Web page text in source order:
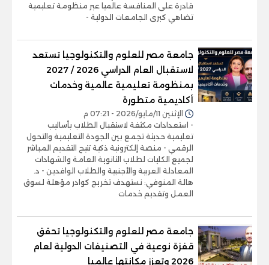
قادرة على المنافسة عالميا عبر منظومة تعليمية
تضاهي كبرى الجامعات الدولية -
جامعة مصر للعلوم والتكنولوجيا تستعد
لاستقبال العام الدراسي 2026 / 2027
بمنظومة تعليمية عالمية وخدمات
أكاديمية متطورة
الإثنين 11/مايو/2026 - 07:21 م
- استعدادات مكثفة لاستقبال الطلاب بأساليب
تعليمية حديثة تجمع بين الجودة التعليمية والتحول
الرقمي - منصة إلكترونية ذكية تتيح التقديم المباشر
لجميع الكليات لطلاب الثانوية العامة والشهادات
المعادلة العربية والأجنبية والطلاب الوافدين - د.
هالة المنوفي: نستهدف تخريج كوادر مؤهلة لسوق
العمل وتقديم خدمات
جامعة مصر للعلوم والتكنولوجيا تحقق
قفزة نوعية في التصنيفات الدولية لعام
2026 وتعزز مكانتها عالميا